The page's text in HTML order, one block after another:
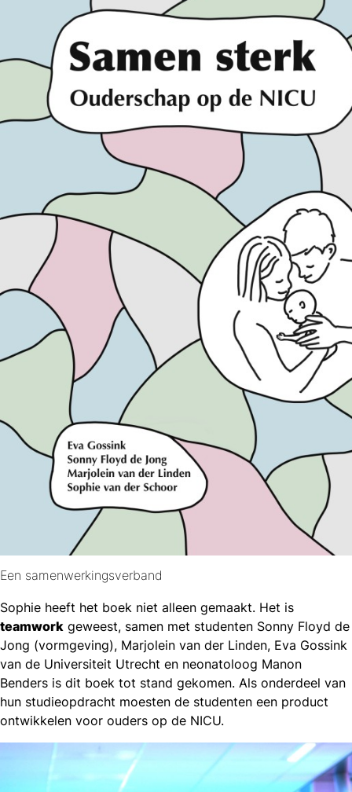
Een samenwerkingsverband
Sophie heeft het boek niet alleen gemaakt. Het is
teamwork geweest, samen met studenten Sonny Floyd de
Jong (vormgeving), Marjolein van der Linden, Eva Gossink
van de Universiteit Utrecht en neonatoloog Manon
Benders is dit boek tot stand gekomen. Als onderdeel van
hun studieopdracht moesten de studenten een product
ontwikkelen voor ouders op de NICU.